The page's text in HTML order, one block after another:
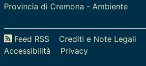
Provincia di Cremona - Ambiente
Feed RSS Crediti e Note Legali
Accessibilità
Privacy